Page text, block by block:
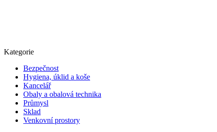
Kategorie
Bezpečnost
Hygiena, úklid a koše
Kancelář
Obaly a obalová technika
Průmysl
Sklad
Venkovní prostory